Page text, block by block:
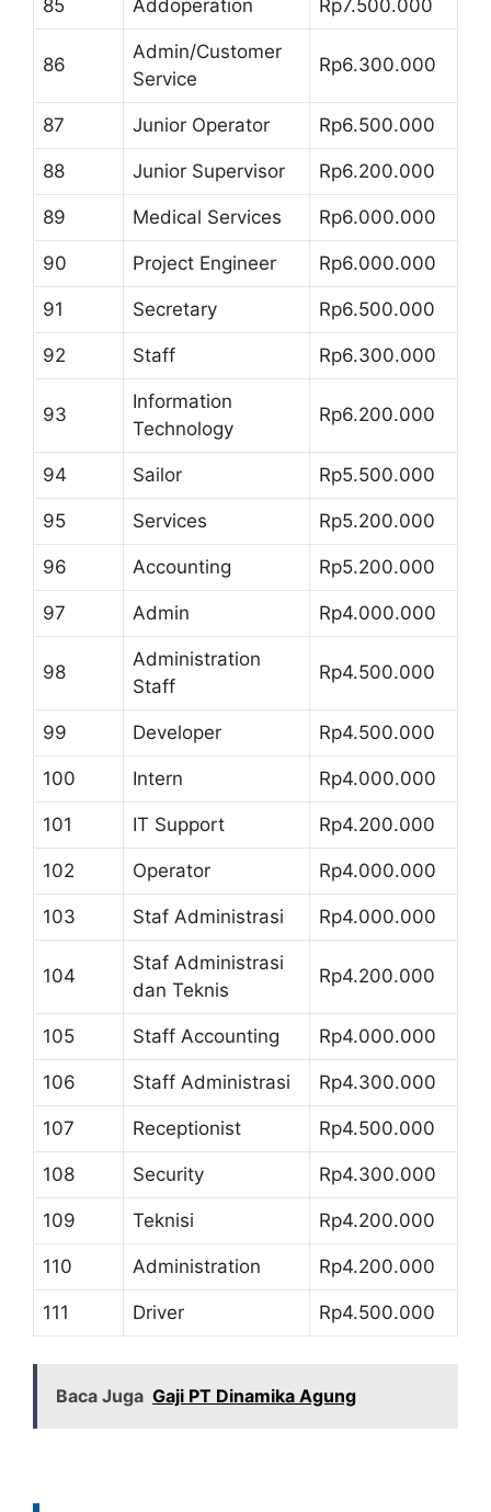
85 Addoperation Rp7.500.000
86
Admin/Customer
Service
Rp6.300.000
87 Junior Operator Rp6.500.000
88 Junior Supervisor Rp6.200.000
89 Medical Services Rp6.000.000
90 Project Engineer Rp6.000.000
91 Secretary Rp6.500.000
92 Staff Rp6.300.000
93
Information
Technology
Rp6.200.000
94 Sailor Rp5.500.000
95 Services Rp5.200.000
96 Accounting Rp5.200.000
97 Admin Rp4.000.000
98
Administration
Staff
Rp4.500.000
99 Developer Rp4.500.000
100 Intern Rp4.000.000
101 IT Support Rp4.200.000
102 Operator Rp4.000.000
103 Staf Administrasi Rp4.000.000
104
Staf Administrasi
dan Teknis
Rp4.200.000
105 Staff Accounting Rp4.000.000
106 Staff Administrasi Rp4.300.000
107 Receptionist Rp4.500.000
108 Security Rp4.300.000
109 Teknisi Rp4.200.000
110 Administration Rp4.200.000
111 Driver Rp4.500.000
Baca Juga Gaji PT Dinamika Agung